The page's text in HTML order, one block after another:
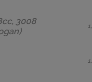
3008